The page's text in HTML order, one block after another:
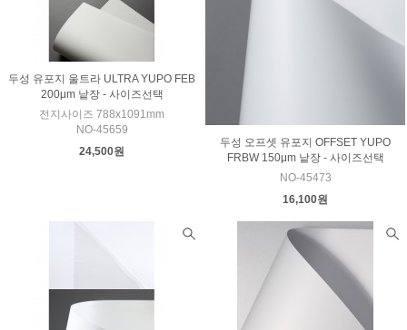
두성 유포지 울트라 ULTRA YUPO FEB
200μm 낱장 - 사이즈선택
전지사이즈 788x1091mm
NO-45659
24,500원
두성 오프셋 유포지 OFFSET YUPO
FRBW 150μm 낱장 - 사이즈선택
NO-45473
16,100원